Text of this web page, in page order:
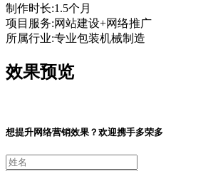
制作时长:1.5个月
项目服务:网站建设+网络推广
所属行业:专业包装机械制造
效果预览
想提升网络营销效果？欢迎携手多荣多